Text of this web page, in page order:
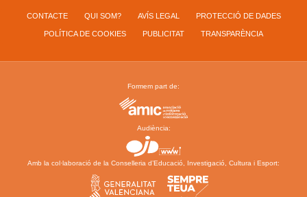
CONTACTE QUI SOM? AVÍS LEGAL PROTECCIÓ DE DADES
POLÍTICA DE COOKIES PUBLICITAT TRANSPARÈNCIA
Formem part de:
Audiència:
Amb la col·laboració de la Conselleria d’Educació, Investigació, Cultura i Esport: